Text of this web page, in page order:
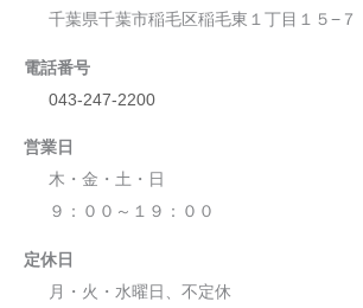
千葉県千葉市稲毛区稲毛東１丁目１５−７
電話番号
043-247-2200
営業日
木・金・土・日
９：００～１９：００
定休日
月・火・水曜日、不定休